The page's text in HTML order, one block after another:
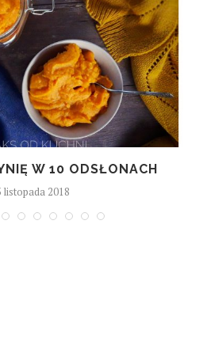
W 10 ODSŁONACH
listopada 2018